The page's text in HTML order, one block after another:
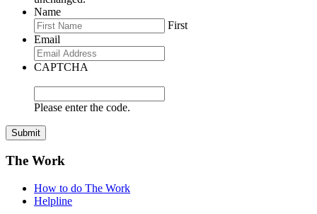
Name
First
Email
CAPTCHA
Please enter the code.
Submit
The Work
How to do The Work
Helpline